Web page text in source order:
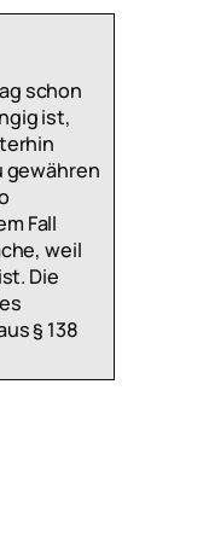
schon
ist,
gewähren
Fall
weil
Die
§ 138